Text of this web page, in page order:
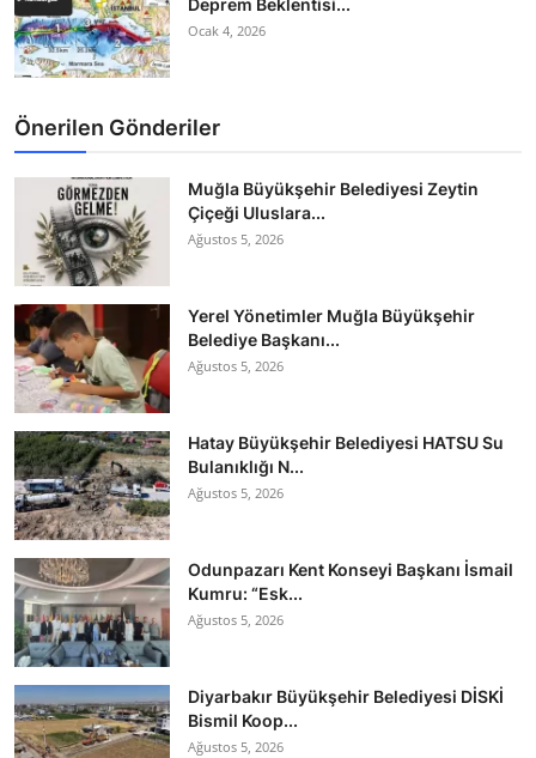
Deprem Beklentisi...
Ocak 4, 2026
Önerilen Gönderiler
Muğla Büyükşehir Belediyesi Zeytin
Çiçeği Uluslara...
Ağustos 5, 2026
Yerel Yönetimler Muğla Büyükşehir
Belediye Başkanı...
Ağustos 5, 2026
Hatay Büyükşehir Belediyesi HATSU Su
Bulanıklığı N...
Ağustos 5, 2026
Odunpazarı Kent Konseyi Başkanı İsmail
Kumru: “Esk...
Ağustos 5, 2026
Diyarbakır Büyükşehir Belediyesi DİSKİ
Bismil Koop...
Ağustos 5, 2026